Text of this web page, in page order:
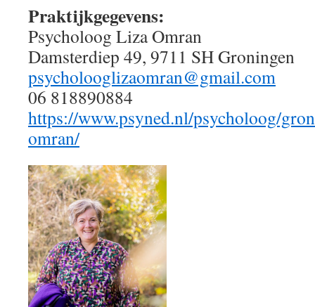
Praktijkgegevens:
Psycholoog Liza Omran
Damsterdiep 49, 9711 SH Groningen
psycholooglizaomran@gmail.com
06 818890884
https://www.psyned.nl/psycholoog/
omran/